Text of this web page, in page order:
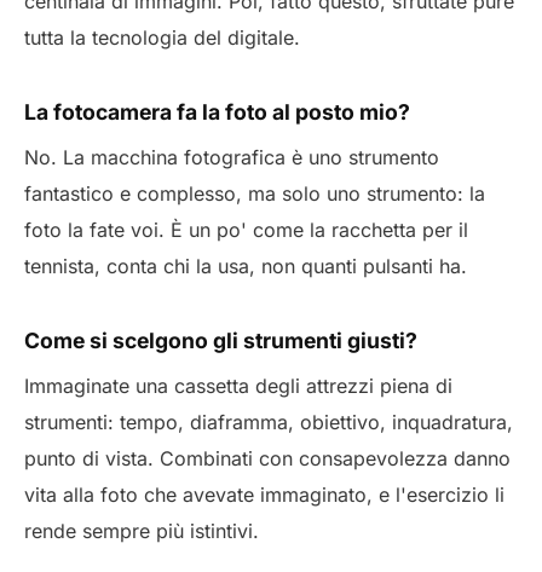
tutta la tecnologia del digitale.
La fotocamera fa la foto al posto mio?
No. La macchina fotografica è uno strumento
fantastico e complesso, ma solo uno strumento: la
foto la fate voi. È un po' come la racchetta per il
tennista, conta chi la usa, non quanti pulsanti ha.
Come si scelgono gli strumenti giusti?
Immaginate una cassetta degli attrezzi piena di
strumenti: tempo, diaframma, obiettivo, inquadratura,
punto di vista. Combinati con consapevolezza danno
vita alla foto che avevate immaginato, e l'esercizio li
rende sempre più istintivi.